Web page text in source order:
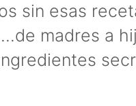
sin esas
madres a